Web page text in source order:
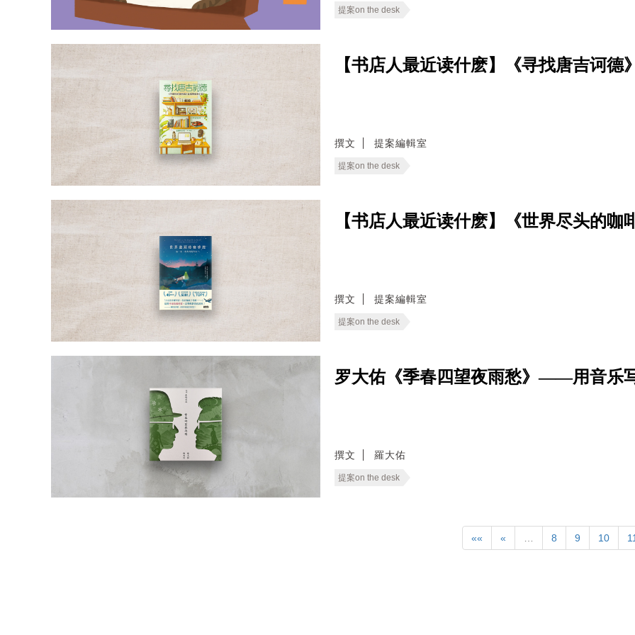
提案on the desk
【书店人最近读什麽】《寻找唐吉诃德》
撰文 提案編輯室
提案on the desk
【书店人最近读什麽】《世界尽头的咖
撰文 提案編輯室
提案on the desk
罗大佑《季春四望夜雨愁》——用音乐
撰文 羅大佑
提案on the desk
«« « … 8 9 10